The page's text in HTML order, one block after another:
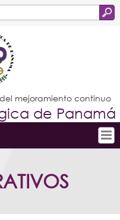
mejoramiento continuo
de Panamá